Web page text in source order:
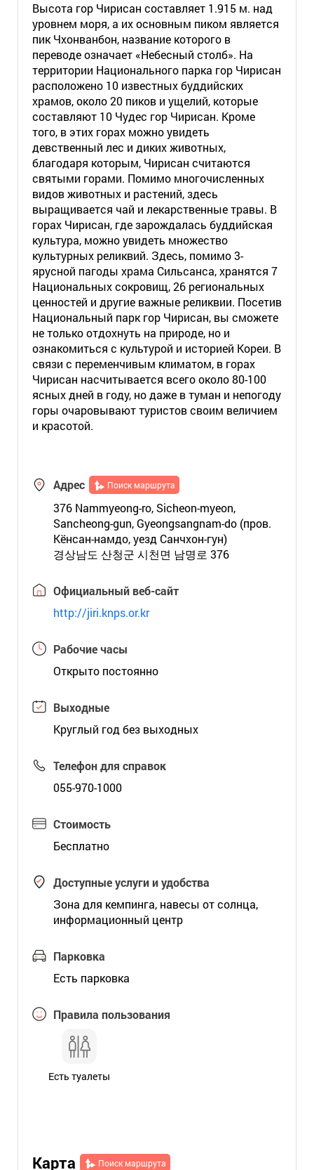
Высота гор Чирисан составляет 1.915 м. над
уровнем моря, а их основным пиком является
пик Чхонванбон, название которого в
переводе означает «Небесный столб». На
территории Национального парка гор Чирисан
расположено 10 известных буддийских
храмов, около 20 пиков и ущелий, которые
составляют 10 Чудес гор Чирисан. Кроме
того, в этих горах можно увидеть
девственный лес и диких животных,
благодаря которым, Чирисан считаются
святыми горами. Помимо многочисленных
видов животных и растений, здесь
выращивается чай и лекарственные травы. В
горах Чирисан, где зарождалась буддийская
культура, можно увидеть множество
культурных реликвий. Здесь, помимо 3-
ярусной пагоды храма Сильсанса, хранятся 7
Национальных сокровищ, 26 региональных
ценностей и другие важные реликвии. Посетив
Национальный парк гор Чирисан, вы сможете
не только отдохнуть на природе, но и
ознакомиться с культурой и историей Кореи. В
связи с переменчивым климатом, в горах
Чирисан насчитывается всего около 80-100
ясных дней в году, но даже в туман и непогоду
горы очаровывают туристов своим величием
и красотой.
Адрес Поиск маршрута
376 Nammyeong-ro, Sicheon-myeon,
Sancheong-gun, Gyeongsangnam-do (пров.
Кёнсан-намдо, уезд Санчхон-гун)
경상남도 산청군 시천면 남명로 376
Официальный веб-сайт
http://jiri.knps.or.kr
Рабочие часы
Открыто постоянно
Выходные
Круглый год без выходных
Телефон для справок
055-970-1000
Стоимость
Бесплатно
Доступные услуги и удобства
Зона для кемпинга, навесы от солнца,
информационный центр
Парковка
Есть парковка
Правила пользования
Есть туалеты
Карта Поиск маршрута